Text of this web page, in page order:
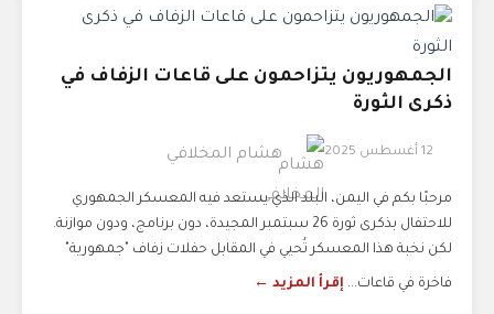
الجمهوريون يتزاحمون على قاعات الزفاف في
ذكرى الثورة
12 أغسطس 2025 هشام المخلافي
مرحبًا بكم في اليمن، البلد الذي يستعد فيه المعسكر الجمهوري
للاحتفال بذكرى ثورة 26 سبتمبر المجيدة، دون برنامج، ودون موازنة.
لكن نخبة هذا المعسكر تُحيي في المقابل حفلات زفاف "جمهورية"
فاخرة في قاعات... إقرأ المزيد ←